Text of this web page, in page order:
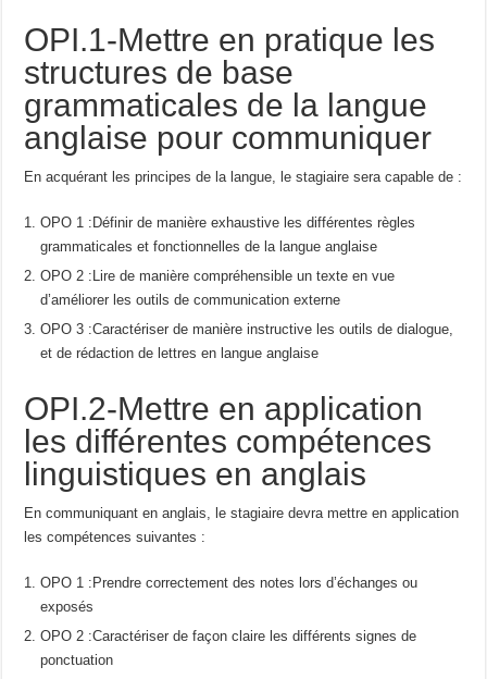
OPI.1-Mettre en pratique les
structures de base
grammaticales de la langue
anglaise pour communiquer
En acquérant les principes de la langue, le stagiaire sera capable de :
OPO 1 :Définir de manière exhaustive les différentes règles
grammaticales et fonctionnelles de la langue anglaise
OPO 2 :Lire de manière compréhensible un texte en vue
d’améliorer les outils de communication externe
OPO 3 :Caractériser de manière instructive les outils de dialogue,
et de rédaction de lettres en langue anglaise
OPI.2-Mettre en application
les différentes compétences
linguistiques en anglais
En communiquant en anglais, le stagiaire devra mettre en application
les compétences suivantes :
OPO 1 :Prendre correctement des notes lors d’échanges ou
exposés
OPO 2 :Caractériser de façon claire les différents signes de
ponctuation